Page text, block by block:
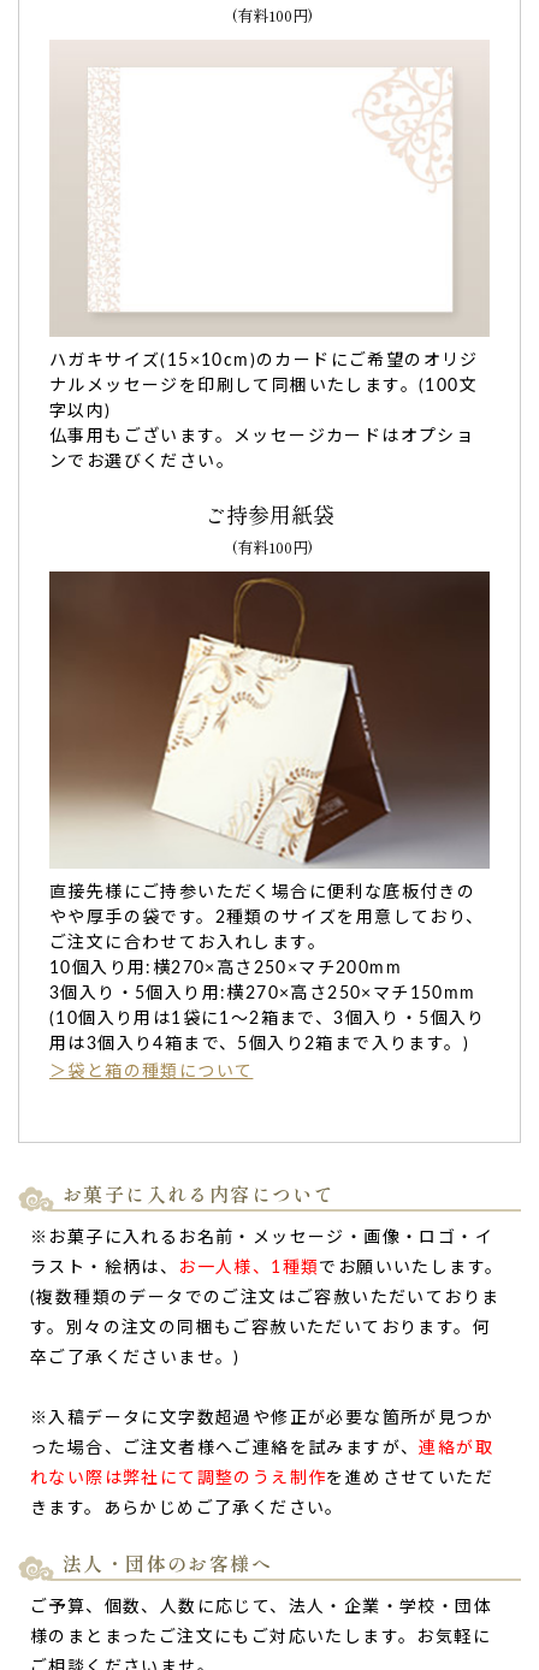
(有料100円)
ハガキサイズ(15×10cm)のカードにご希望のオリジ
ナルメッセージを印刷して同梱いたします。(100文
字以内)
仏事用もございます。メッセージカードはオプショ
ンでお選びください。
ご持参用紙袋
(有料100円)
直接先様にご持参いただく場合に便利な底板付きの
やや厚手の袋です。2種類のサイズを用意しており、
ご注文に合わせてお入れします。
10個入り用:横270×高さ250×マチ200mm
3個入り・5個入り用:横270×高さ250×マチ150mm
(10個入り用は1袋に1～2箱まで、3個入り・5個入り
用は3個入り4箱まで、5個入り2箱まで入ります。)
＞袋と箱の種類について
お菓子に入れる内容について
※お菓子に入れるお名前・メッセージ・画像・ロゴ・イ
ラスト・絵柄は、
お一人様、1種類 でお願いいたします。
(複数種類のデータでのご注文はご容赦いただいておりま
す。別々の注文の同梱もご容赦いただいております。何
卒ご了承くださいませ。)
※入稿データに文字数超過や修正が必要な箇所が見つか
った場合、ご注文者様へご連絡を試みますが、連絡が取
れない際は弊社にて調整のうえ制作を進めさせていただ
きます。あらかじめご了承ください。
法人・団体のお客様へ
ご予算、個数、人数に応じて、法人・企業・学校・団体
様のまとまったご注文にもご対応いたします。お気軽に